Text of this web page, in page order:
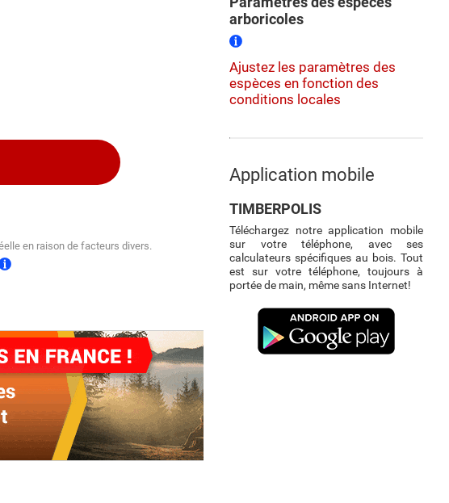
en raison de facteurs divers.
arboricoles
Ajustez les paramètres des
espèces en fonction des
conditions locales
Application mobile
TIMBERPOLIS
Téléchargez notre application mobile
sur votre téléphone, avec ses
calculateurs spécifiques au bois. Tout
est sur votre téléphone, toujours à
portée de main, même sans Internet!